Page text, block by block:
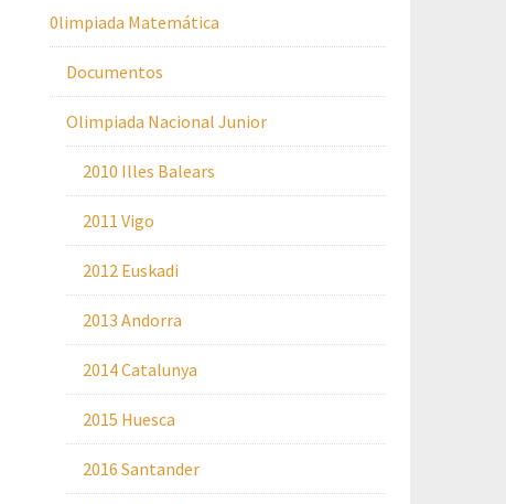
0limpiada Matemática
Documentos
Olimpiada Nacional Junior
2010 Illes Balears
2011 Vigo
2012 Euskadi
2013 Andorra
2014 Catalunya
2015 Huesca
2016 Santander